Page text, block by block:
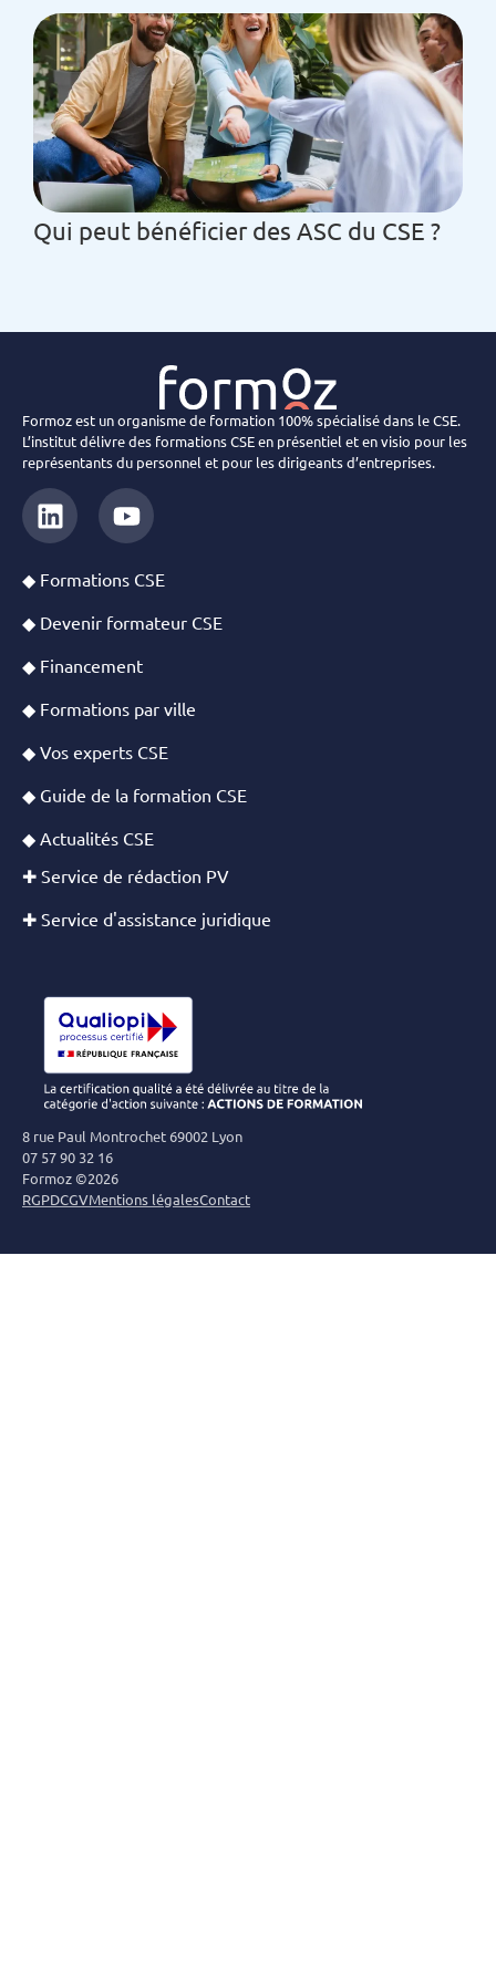
Qui peut bénéficier des ASC du CSE ?
Formoz est un organisme de formation 100% spécialisé dans le CSE.
L’institut délivre des formations CSE en présentiel et en visio pour les
représentants du personnel et pour les dirigeants d’entreprises.
◆ Formations CSE
◆ Devenir formateur CSE
◆ Financement
◆ Formations par ville
◆ Vos experts CSE
◆ Guide de la formation CSE
◆ Actualités CSE
✚ Service de rédaction PV
✚ Service d'assistance juridique
8 rue Paul Montrochet 69002 Lyon
07 57 90 32 16
Formoz ©2026
RGPDCGVMentions légalesContact